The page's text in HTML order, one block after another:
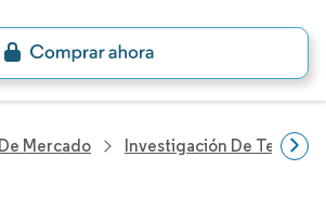
Mercado Investigación De